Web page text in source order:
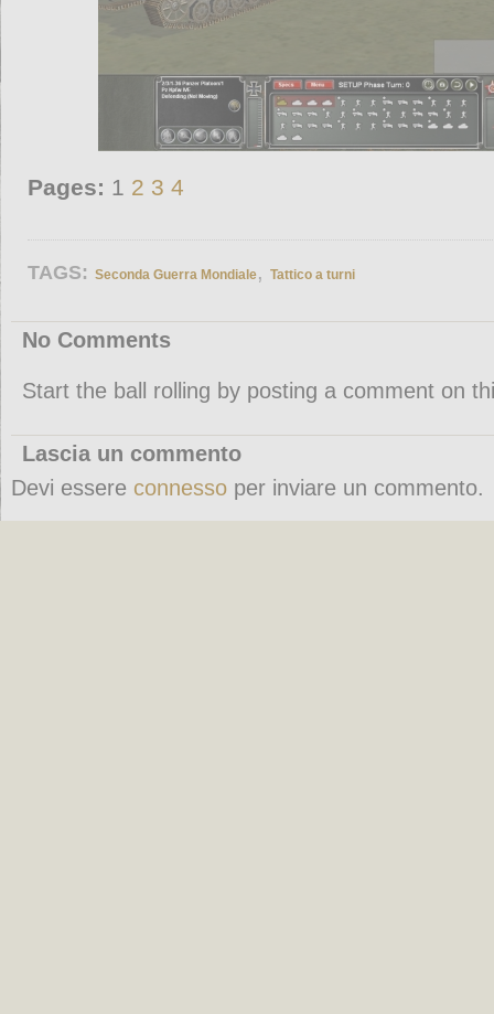
Pages: 1 2 3 4
TAGS: Seconda Guerra Mondiale, Tattico a turni
No Comments
Start the ball rolling by posting a comment on
Lascia un commento
Devi essere connesso per inviare un commento.